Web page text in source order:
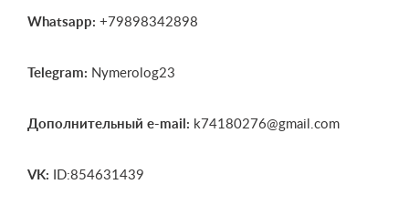
Whatsapp: +79898342898
Telegram: Nymerolog23
Дополнительный e-mail: k74180276@gmail.com
VK: ID:854631439